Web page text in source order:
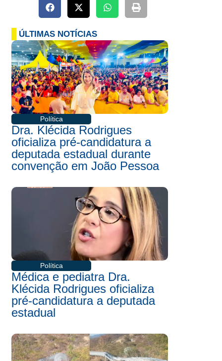
ÚLTIMAS NOTÍCIAS
Política
Dra. Klécida Rodrigues
oficializa pré-candidatura a
deputada estadual durante
convenção em João Pessoa
Política
Médica e pediatra Dra.
Klécida Rodrigues oficializa
pré-candidatura a deputada
estadual